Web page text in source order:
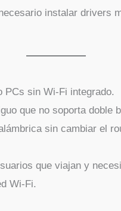
instalar drivers
PCs sin Wi-Fi integrado.
que no soporta doble
sin cambiar el
que viajan y
Wi-Fi.